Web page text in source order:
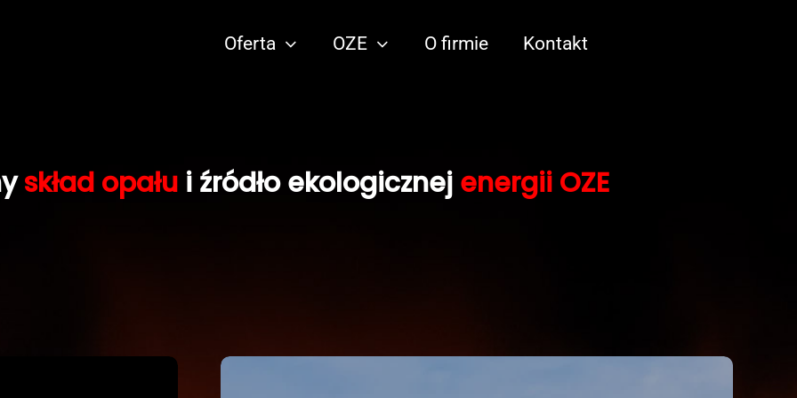
Oferta OZE O firmie Kontakt
skład opału i źródło ekologicznej energii OZE